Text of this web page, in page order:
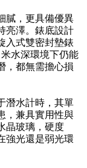
膩，更具備優異
亮澤。錶底設計
入式雙密封墊錶
水深環境下仍能
，都無需擔心損
潛水計時，其單
，兼具實用性與
晶玻璃，硬度
強光還是弱光環